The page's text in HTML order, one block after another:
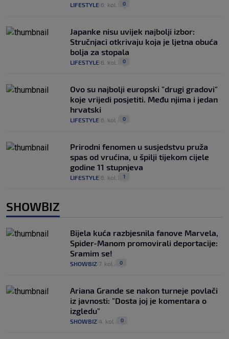
LIFESTYLE 6. kol. 0
Japanke nisu uvijek najbolji izbor:
Stručnjaci otkrivaju koja je ljetna obuća
bolja za stopala
LIFESTYLE 6. kol. 0
Ovo su najbolji europski "drugi gradovi"
koje vrijedi posjetiti. Među njima i jedan
hrvatski
LIFESTYLE 6. kol. 0
Prirodni fenomen u susjedstvu pruža
spas od vrućina, u špilji tijekom cijele
godine 11 stupnjeva
LIFESTYLE 6. kol. 1
SHOWBIZ
Bijela kuća razbjesnila fanove Marvela,
Spider-Manom promovirali deportacije:
Sramim se!
SHOWBIZ 7. kol. 0
Ariana Grande se nakon turneje povlači
iz javnosti: "Dosta joj je komentara o
izgledu"
SHOWBIZ 4. kol. 0